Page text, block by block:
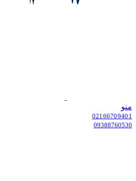
منو
02166709401
09388760530